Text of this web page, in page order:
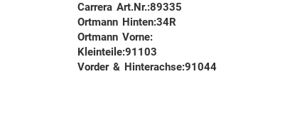
Carrera Art.Nr.:89335
Ortmann Hinten:34R
Ortmann Vorne:
Kleinteile:91103
Vorder & Hinterachse:91044